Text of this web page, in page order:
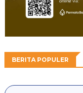
BERITA POPULER